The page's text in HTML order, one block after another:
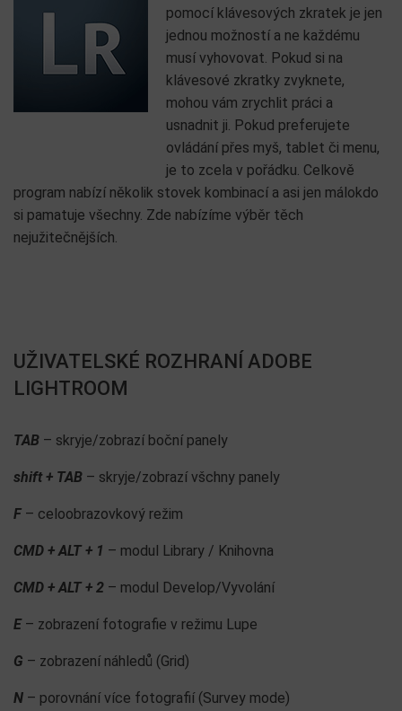
pomocí klávesových zkratek je jen
jednou možností a ne každému
musí vyhovovat. Pokud si na
klávesové zkratky zvyknete,
mohou vám zrychlit práci a
usnadnit ji. Pokud preferujete
ovládání přes myš, tablet či menu,
je to zcela v pořádku. Celkově
program nabízí několik stovek kombinací a asi jen málokdo
si pamatuje všechny. Zde nabízíme výběr těch
nejužitečnějších.
UŽIVATELSKÉ ROZHRANÍ ADOBE
LIGHTROOM
TAB – skryje/zobrazí boční panely
shift + TAB – skryje/zobrazí všchny panely
F – celoobrazovkový režim
CMD + ALT + 1 – modul Library / Knihovna
CMD + ALT + 2 – modul Develop/Vyvolání
E– zobrazení fotografie v režimu Lupe
G – zobrazení náhledů (Grid)
N – porovnání více fotografií (Survey mode)